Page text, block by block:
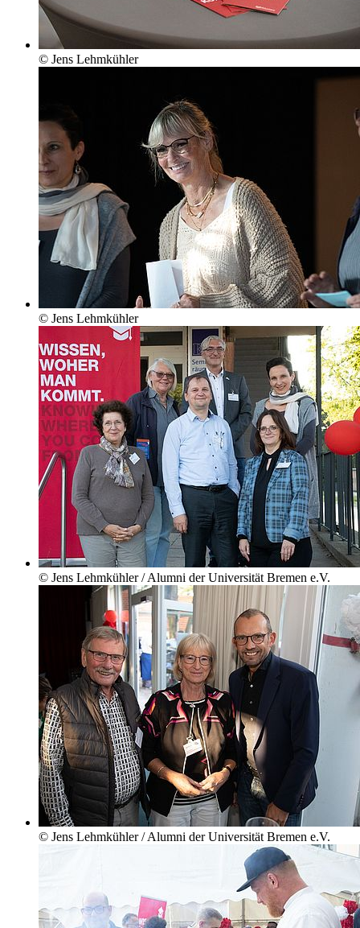
© Jens Lehmkühler
© Jens Lehmkühler
© Jens Lehmkühler / Alumni der Universität Bremen e.V.
© Jens Lehmkühler / Alumni der Universität Bremen e.V.